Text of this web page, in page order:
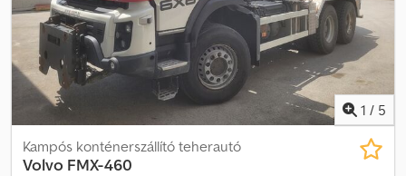
YV2RTY0A0NB362711 525 479 km I-save, I-Park, új tachográf G2v2 =
További információk = Első tengely: kormányozható Motor
hengerűrtartalma: 12 777 ccm Üres tömeg: 8153 kg Megengedett
rakomány: 27 694 kg Megengedett össztömeg: 35 847 kg Műszaki
vizsga (APK): érvényes 2026.09-ig
1 / 5
Kampós konténerszállító teherautó
Volvo FMX-460